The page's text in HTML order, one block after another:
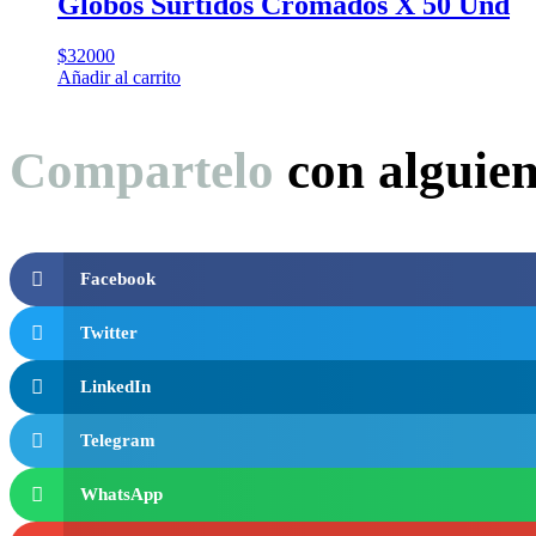
$32000
Añadir al carrito
Compartelo con
Facebook
Twitter
LinkedIn
Telegram
WhatsApp